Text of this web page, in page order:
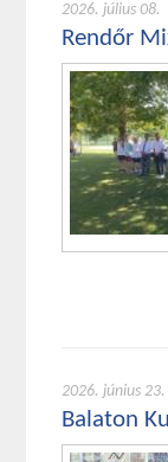
2026. július 08.
Rendőr
2026. június 23.
Balaton